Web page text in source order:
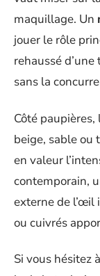
maquillage. Un
jouer le rôle
rehaussé
sans la
Côté paupières,
beige, sable ou
en valeur
contemporain,
externe de l’œil
ou cuivrés
Si vous hésitez